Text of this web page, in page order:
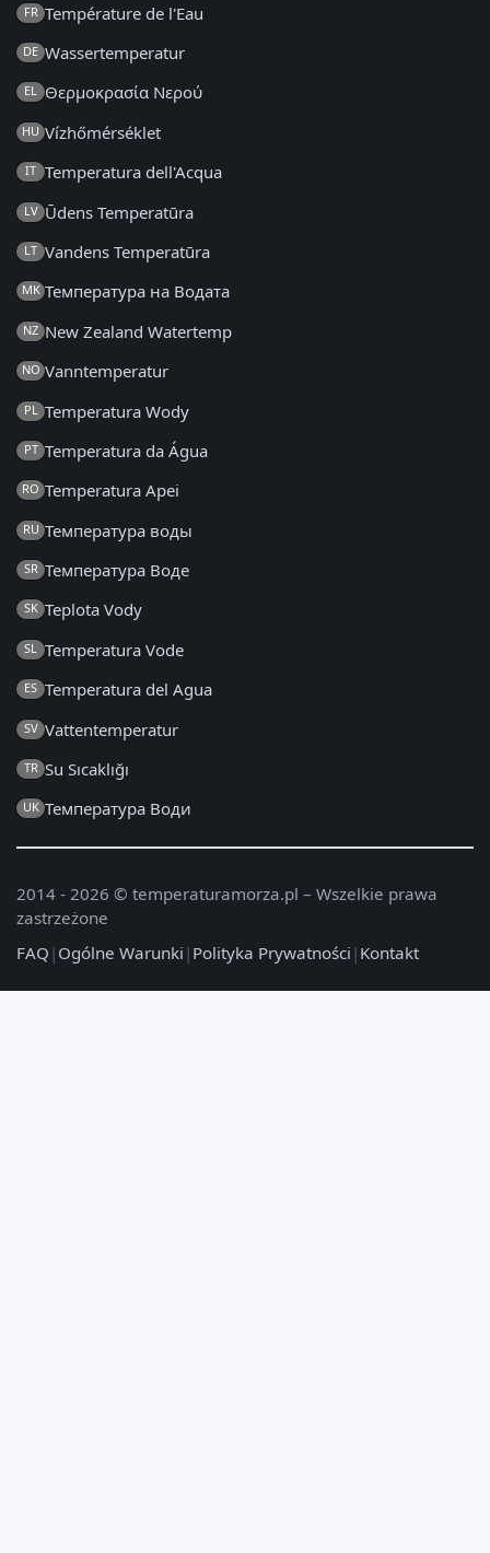
FR Température de l'Eau
DE Wassertemperatur
EL Θερμοκρασία Νερού
HU Vízhőmérséklet
IT Temperatura dell'Acqua
LV Ūdens Temperatūra
LT Vandens Temperatūra
MK Температура на Водата
NZ New Zealand Watertemp
NO Vanntemperatur
PL Temperatura Wody
PT Temperatura da Água
RO Temperatura Apei
RU Температура воды
SR Температура Воде
SK Teplota Vody
SL Temperatura Vode
ES Temperatura del Agua
SV Vattentemperatur
TR Su Sıcaklığı
UK Температура Води
2014 - 2026 © temperaturamorza.pl – Wszelkie prawa
zastrzeżone
FAQ | Ogólne Warunki | Polityka Prywatności | Kontakt